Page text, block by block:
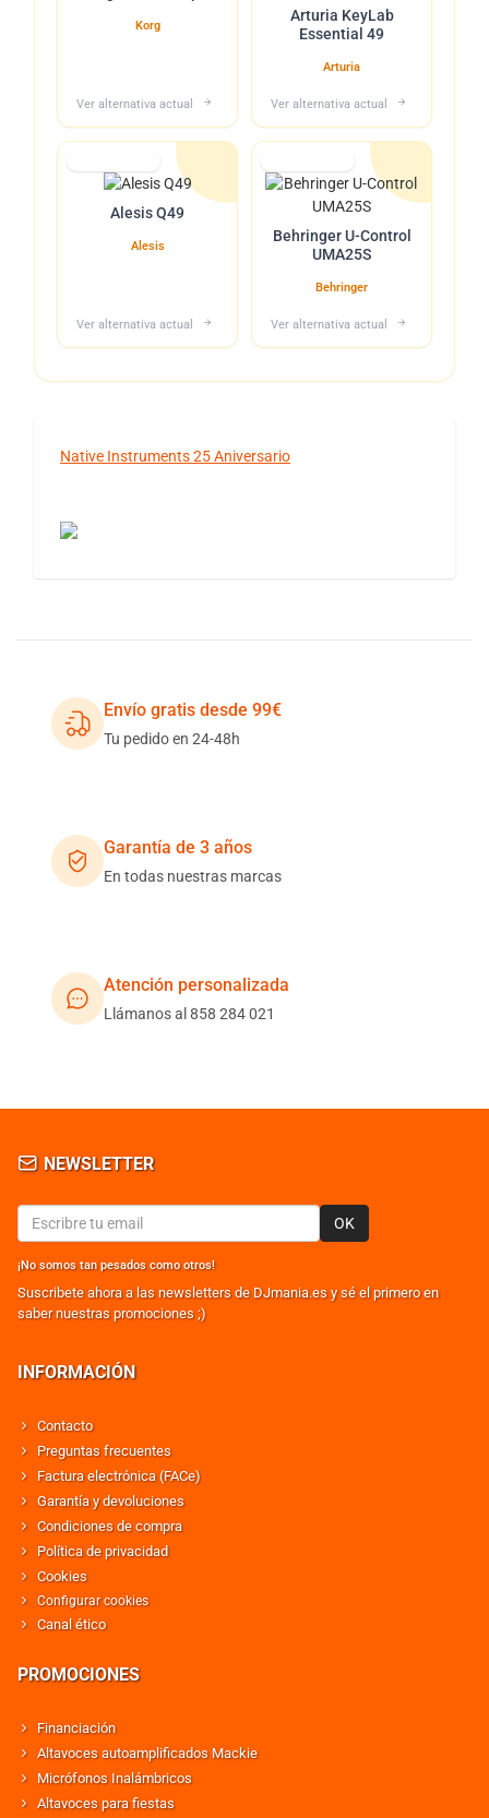
Korg
Ver alternativa actual
Arturia KeyLab
Essential 49
Arturia
Ver alternativa actual
Alesis Q49
Alesis
Ver alternativa actual
Behringer U-Control
UMA25S
Behringer
Ver alternativa actual
Native Instruments 25 Aniversario
Envío gratis desde 99€
Tu pedido en 24-48h
Garantía de 3 años
En todas nuestras marcas
Atención personalizada
Llámanos al 858 284 021
NEWSLETTER
OK
¡No somos tan pesados como otros!
Suscribete ahora a las newsletters de DJmania.es y sé el primero en
saber nuestras promociones ;)
INFORMACIÓN
Contacto
Preguntas frecuentes
Factura electrónica (FACe)
Garantía y devoluciones
Condiciones de compra
Política de privacidad
Cookies
Configurar cookies
Canal ético
PROMOCIONES
Financiación
Altavoces autoamplificados Mackie
Micrófonos Inalámbricos
Altavoces para fiestas